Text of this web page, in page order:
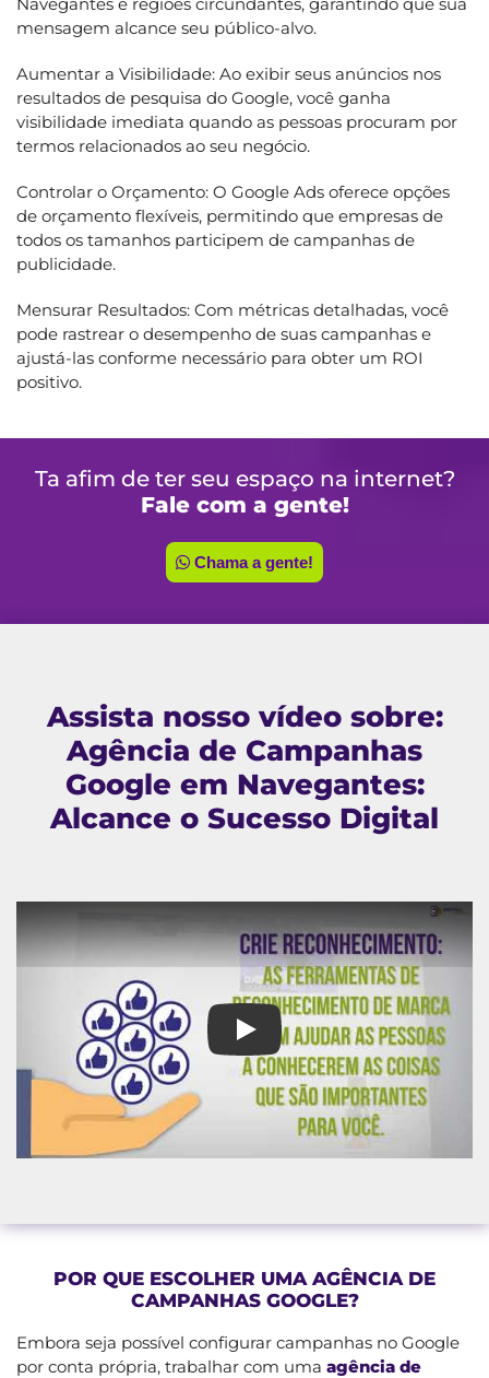
mensagem alcance seu público-alvo.
Aumentar a Visibilidade: Ao exibir seus anúncios nos
resultados de pesquisa do Google, você ganha
visibilidade imediata quando as pessoas procuram por
termos relacionados ao seu negócio.
Controlar o Orçamento: O Google Ads oferece opções
de orçamento flexíveis, permitindo que empresas de
todos os tamanhos participem de campanhas de
publicidade.
Mensurar Resultados: Com métricas detalhadas, você
pode rastrear o desempenho de suas campanhas e
ajustá-las conforme necessário para obter um ROI
positivo.
Ta afim de ter seu espaço na internet?
Fale com a gente!
Chama a gente!
Assista nosso vídeo sobre:
Agência de Campanhas
Google em Navegantes:
Alcance o Sucesso Digital
Agência de Campanhas
POR QUE ESCOLHER UMA AGÊNCIA DE
CAMPANHAS GOOGLE?
Embora seja possível configurar campanhas no Google
por conta própria, trabalhar com uma agência de